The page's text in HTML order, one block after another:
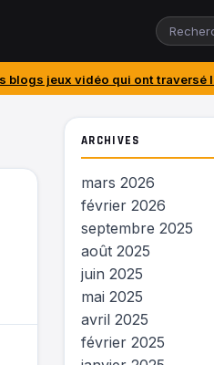
ont traversé les générationsJ’ai
ARCHIVES
mars 2026
février 2026
septembre 2025
août 2025
juin 2025
mai 2025
avril 2025
février 2025